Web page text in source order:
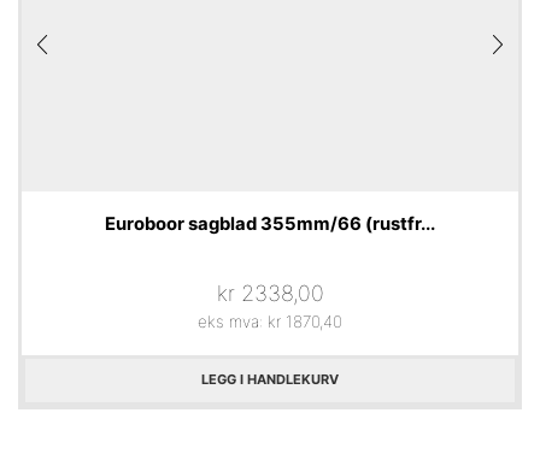
Euroboor sagblad 355mm/66 (rustfr...
kr2338,00
eks mva: kr 1870,40
LEGG I HANDLEKURV